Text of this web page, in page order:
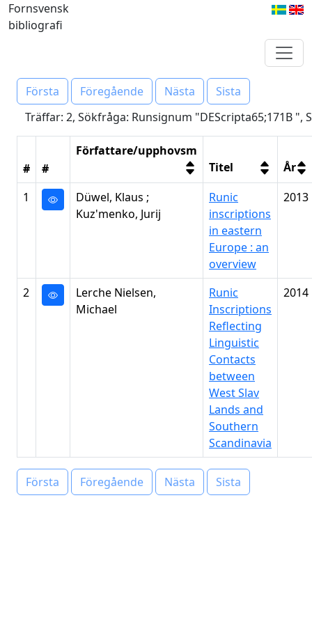
Fornsvensk
bibliografi
Första Föregående Nästa
Sista
Träffar: 2, Sökfråga: Runsignum "DEScripta65;171B ",
# #
Författare/upphovsm
Titel
År
1
Düwel, Klaus ;
Kuz'menko, Jurij
Runic
inscriptions
in eastern
Europe : an
overview
2013
2
Lerche Nielsen,
Michael
Runic
Inscriptions
Reflecting
Linguistic
Contacts
between
West Slav
Lands and
Southern
Scandinavia
2014
Första Föregående Nästa Sista